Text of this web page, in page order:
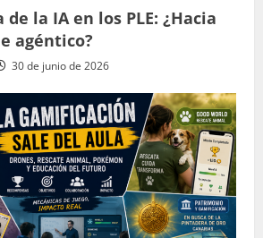
de la IA en los PLE: ¿Hacia
agéntico?
30 de junio de 2026